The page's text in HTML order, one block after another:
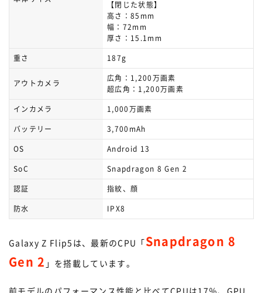
【閉じた状態】
高さ：85mm
幅：72mm
厚さ：15.1mm
重さ
187g
アウトカメラ
広角：1,200万画素
超広角：1,200万画素
インカメラ
1,000万画素
バッテリー
3,700mAh
OS
Android 13
SoC
Snapdragon 8 Gen 2
認証
指紋、顔
防水
IPX8
Galaxy Z Flip5は、最新のCPU「Snapdragon 8
Gen 2 」を搭載しています。